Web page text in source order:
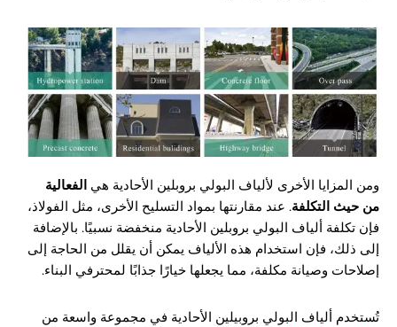
ومن المزايا الأخرى لألياف البولي بروبلين الأحادية هي الفعالية
من حيث التكلفة. عند مقارنتها بمواد التسليح الأخرى، مثل الفولاذ،
فإن تكلفة ألياف البولي بروبلين الأحادية منخفضة نسبيًا. بالإضافة
إلى ذلك، فإن استخدام هذه الألياف يمكن أن يقلل من الحاجة إلى
إصلاحات وصيانة مكلفة، مما يجعلها خيارًا جذابًا لمحترفي البناء.
تُستخدم ألياف البولي بروبيلين الأحادية في مجموعة واسعة من